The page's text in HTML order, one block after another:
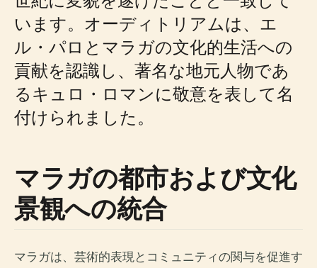
います。オーディトリアムは、エ
ル・パロとマラガの文化的生活への
貢献を認識し、著名な地元人物であ
るキュロ・ロマンに敬意を表して名
付けられました。
マラガの都市および文化
景観への統合
マラガは、芸術的表現とコミュニティの関与を促進す